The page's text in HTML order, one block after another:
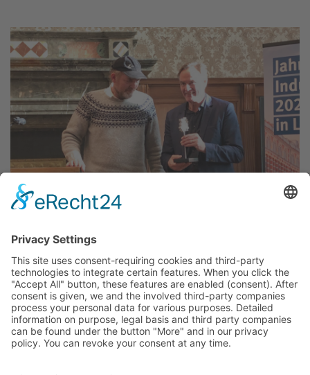
The Karl-Heine Prize of
Industriekultur Leipzig e.V.
goes to Ludwig Koehne.
His innovative spirit, entrepreneurial activities
and ...